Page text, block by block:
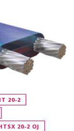
20-2
20-2 OJ